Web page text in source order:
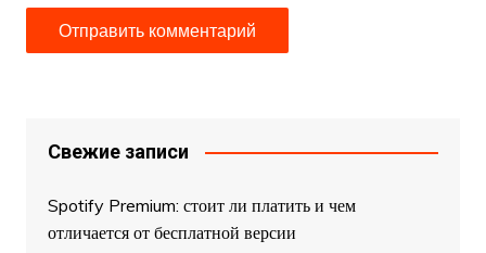
Свежие записи
Spotify Premium: стоит ли платить и чем
отличается от бесплатной версии